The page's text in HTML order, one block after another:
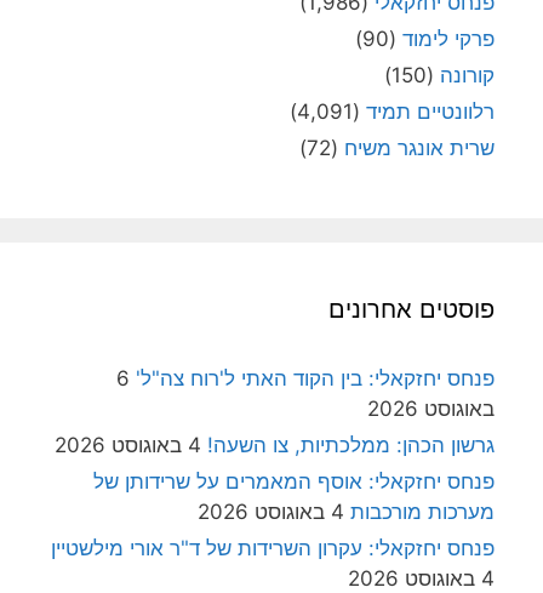
פרקי לימוד (90)
קורונה (150)
רלוונטיים תמיד (4,091)
שרית אונגר משיח (72)
פוסטים אחרונים
פנחס יחזקאלי: בין הקוד האתי ל'רוח צה"ל' 6
באוגוסט 2026
גרשון הכהן: ממלכתיות, צו השעה! 4 באוגוסט 2026
פנחס יחזקאלי: אוסף המאמרים על שרידותן של
מערכות מורכבות 4 באוגוסט 2026
פנחס יחזקאלי: עקרון השרידות של ד"ר אורי מילשטיין
4 באוגוסט 2026